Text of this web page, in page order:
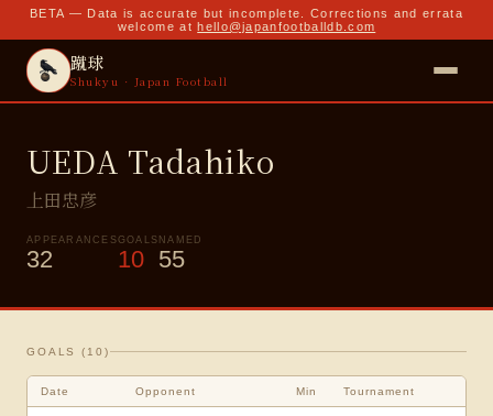
BETA — Data is accurate but incomplete. Corrections and errata
welcome at hello@japanfootballdb.com
蹴球
Shukyu · Japan Football
UEDA Tadahiko
上田忠彦
APPEARANCES
32
GOALS
10
NAMED
55
GOALS ( 10 )
Date Opponent Min Tournament